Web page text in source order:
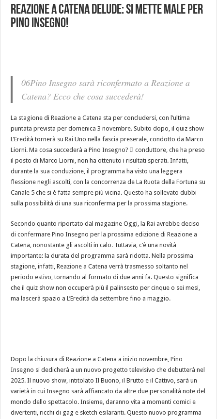
Reazione a Catena Delude: Si Mette Male per
Pino Insegno!
06Pino Insegno sarà riconfermato aReazione a
Catena? Ecco che cosa succederà!
La stagione di Reazione a Catena sta per concludersi, con l’ultima
puntata prevista per domenica 3 novembre. Subito dopo, il quiz show
L’Eredità tornerà su Rai Uno nella fascia preserale, condotto da Marco
Liorni. Ma cosa succederà a Pino Insegno? Il conduttore, che ha preso
il posto di Marco Liorni, non ha ottenuto i risultati sperati. Infatti,
durante la sua conduzione, il programma ha visto una leggera
flessione negli ascolti, con la concorrenza de La Ruota della Fortuna su
Canale 5 che si è fatta sempre più vicina. Questo ha sollevato dubbi
sulla possibilità di una sua riconferma per la prossima stagione.
Secondo quanto riportato dal magazine Oggi, la Rai avrebbe deciso
di confermare Pino Insegno per la prossima edizione di Reazione a
Catena, nonostante gli ascolti in calo. Tuttavia, c’è una novità
importante: la durata del programma sarà ridotta. Nella prossima
stagione, infatti, Reazione a Catena verrà trasmesso soltanto nel
periodo estivo, tornando al formato di due anni fa. Questo significa
che il quiz show non occuperà più il palinsesto per cinque o sei mesi,
ma lascerà spazio a L’Eredità da settembre fino a maggio.
Dopo la chiusura di Reazione a Catena a inizio novembre, Pino
Insegno si dedicherà a un nuovo progetto televisivo che debutterà nel
2025. Il nuovo show, intitolato Il Buono, il Brutto e il Cattivo, sarà un
varietà in cui Insegno sarà affiancato da altre due personalità note del
mondo dello spettacolo. Insieme, daranno vita a momenti comici e
divertenti, ricchi di gag e sketch esilaranti. Questo nuovo programma